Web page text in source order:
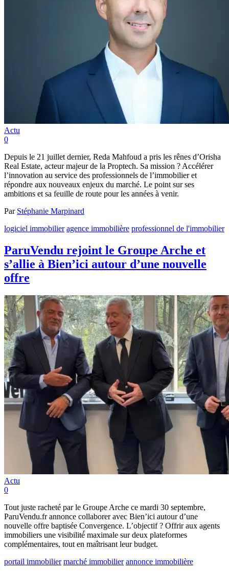
Actu
0
Depuis le 21 juillet dernier, Reda Mahfoud a pris les rênes d’Orisha
Real Estate, acteur majeur de la Proptech. Sa mission ? Accélérer
l’innovation au service des professionnels de l’immobilier et
répondre aux nouveaux enjeux du marché. Le point sur ses
ambitions et sa feuille de route pour les années à venir.
Par Stéphanie Marpinard
logiciel immobilier agence immobilière professionnel de l'immobilier
ParuVendu rejoint le Groupe Arche et
s’allie à Bien’ici autour d’une nouvelle
offre
Actu
0
Tout juste racheté par le Groupe Arche ce mardi 30 septembre,
ParuVendu.fr annonce collaborer avec Bien’ici autour d’une
nouvelle offre baptisée Convergence. L’objectif ? Offrir aux agents
immobiliers une visibilité́ maximale sur deux plateformes
complémentaires, tout en maîtrisant leur budget.
portail immobilier marché immobilier annonce immobilière